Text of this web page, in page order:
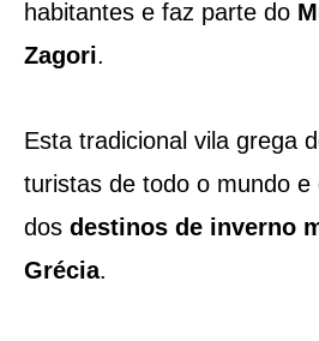
habitantes e faz parte do
Zagori.
Esta tradicional vila grega
turistas de todo o mundo e
dos destinos de inverno
Grécia.